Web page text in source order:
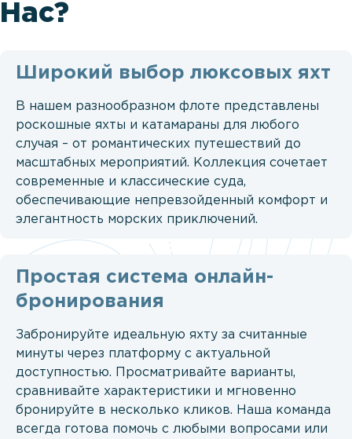
Нас?
Широкий выбор люксовых яхт
В нашем разнообразном флоте представлены
роскошные яхты и катамараны для любого
случая – от романтических путешествий до
масштабных мероприятий. Коллекция сочетает
современные и классические суда,
обеспечивающие непревзойденный комфорт и
элегантность морских приключений.
Простая система онлайн-
бронирования
Забронируйте идеальную яхту за считанные
минуты через платформу с актуальной
доступностью. Просматривайте варианты,
сравнивайте характеристики и мгновенно
бронируйте в несколько кликов. Наша команда
всегда готова помочь с любыми вопросами или